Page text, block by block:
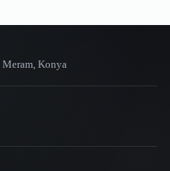
Meram, Konya